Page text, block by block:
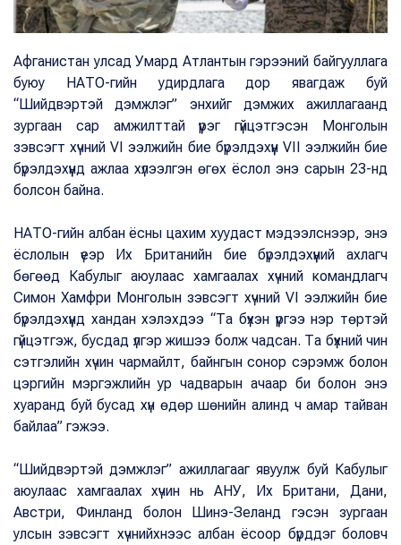
Афганистан улсад Умард Атлантын гэрээний байгууллага
буюу НАТО-гийн удирдлага дор явагдаж буй
“Шийдвэртэй дэмжлэг” энхийг дэмжих ажиллагаанд
зургаан сар амжилттай үүрэг гүйцэтгэсэн Монголын
зэвсэгт хүчний VI ээлжийн бие бүрэлдэхүүн VII ээлжийн бие
бүрэлдэхүүнд ажлаа хүлээлгэн өгөх ёслол энэ сарын 23-нд
болсон байна.
НАТО-гийн албан ёсны цахим хуудаст мэдээлснээр, энэ
ёслолын үеэр Их Британийн бие бүрэлдэхүүний ахлагч
бөгөөд Кабулыг аюулаас хамгаалах хүчний командлагч
Симон Хамфри Монголын зэвсэгт хүчний VI ээлжийн бие
бүрэлдэхүүнд хандан хэлэхдээ “Та бүхэн үүргээ нэр төртэй
гүйцэтгэж, бусдад үлгэр жишээ болж чадсан. Та бүхний чин
сэтгэлийн хүчин чармайлт, байнгын сонор сэрэмж болон
цэргийн мэргэжлийн ур чадварын ачаар би болон энэ
хуаранд буй бусад хүн өдөр шөнийн алинд ч амар тайван
байлаа” гэжээ.
“Шийдвэртэй дэмжлэг” ажиллагааг явуулж буй Кабулыг
аюулаас хамгаалах хүчин нь АНУ, Их Британи, Дани,
Австри, Финланд болон Шинэ-Зеланд гэсэн зургаан
улсын зэвсэгт хүчнийхнээс албан ёсоор бүрддэг боловч